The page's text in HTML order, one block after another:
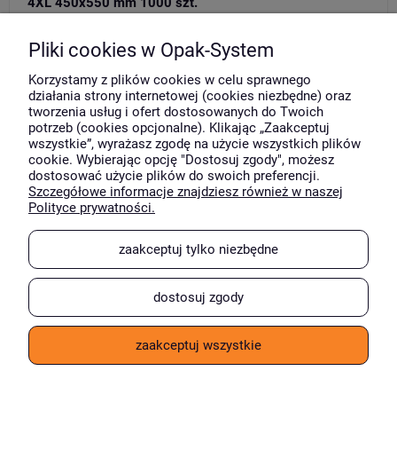
Do koszyka
Pliki cookies w Opak-System
Korzystamy z plików cookies w celu sprawnego
działania strony internetowej (cookies niezbędne) oraz
tworzenia usług i ofert dostosowanych do Twoich
potrzeb (cookies opcjonalne). Klikając „Zaakceptuj
wszystkie”, wyrażasz zgodę na użycie wszystkich plików
cookie. Wybierając opcję "Dostosuj zgody", możesz
dostosować użycie plików do swoich preferencji.
Szczegółowe informacje znajdziesz również w naszej
Polityce prywatności.
zaakceptuj tylko niezbędne
dostosuj zgody
zaakceptuj wszystkie